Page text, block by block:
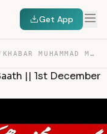
Get App
KHABAR MUHAMMAD MALICK KAY SAATH || 1ST DECEMBER 2025 -… — TRANSCRIPT
|| 1st December